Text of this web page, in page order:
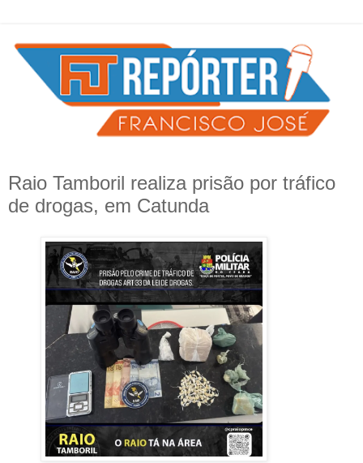
Raio Tamboril realiza prisão por tráfico
de drogas, em Catunda